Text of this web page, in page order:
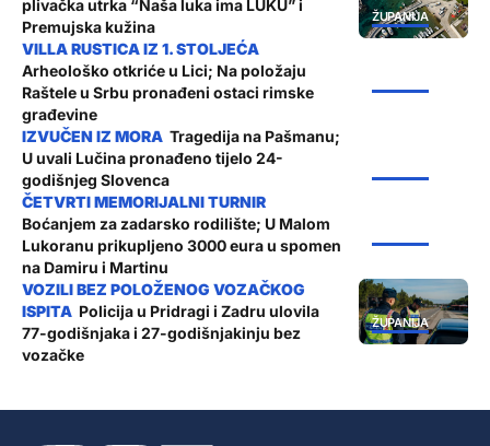
ŽUPANIJA
plivačka utrka “Naša luka ima LUKU” i
Premujska kužina
Arheološko otkriće u Lici; Na položaju
Raštele u Srbu pronađeni ostaci rimske
građevine
Tragedija na Pašmanu;
U uvali Lučina pronađeno tijelo 24-
godišnjeg Slovenca
Boćanjem za zadarsko rodilište; U Malom
Lukoranu prikupljeno 3000 eura u spomen
na Damiru i Martinu
ŽUPANIJA
Policija u Pridragi i Zadru ulovila
77-godišnjaka i 27-godišnjakinju bez
vozačke